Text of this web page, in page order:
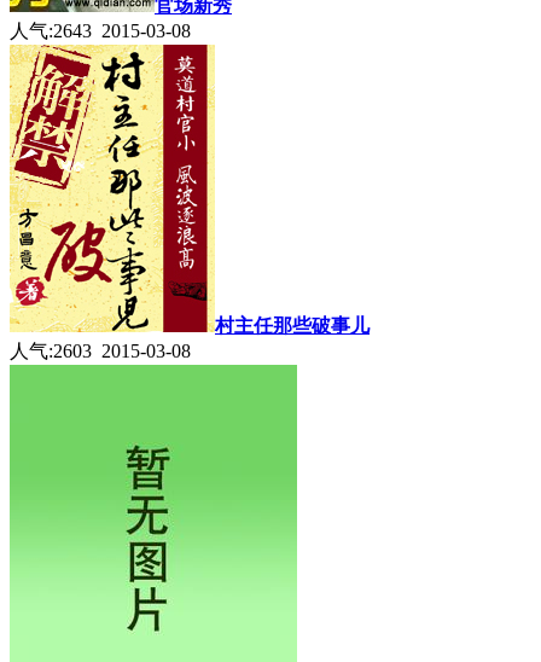
官场新秀
人气:2643 2015-03-08
村主任那些破事儿
人气:2603 2015-03-08